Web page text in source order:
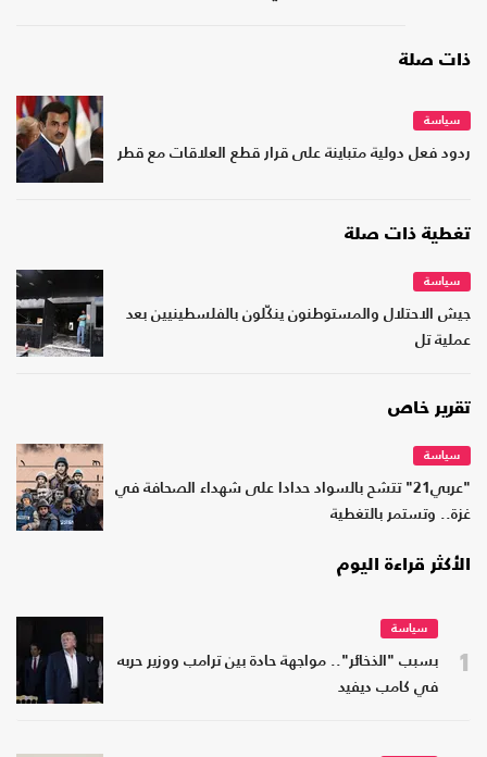
ذات صلة
سياسة
ردود فعل دولية متباينة على قرار قطع العلاقات مع قطر
تغطية ذات صلة
سياسة
جيش الاحتلال والمستوطنون ينكّلون بالفلسطينيين بعد
عملية تل
تقرير خاص
سياسة
"عربي21" تتشح بالسواد حدادا على شهداء الصحافة في
غزة.. وتستمر بالتغطية
الأكثر قراءة اليوم
1
سياسة
بسبب "الذخائر".. مواجهة حادة بين ترامب ووزير حربه
في كامب ديفيد